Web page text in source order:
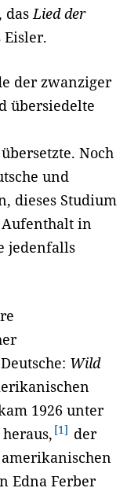
das Lied der
Eisler.
der zwanziger
übersiedelte
Noch
und
dieses Studium
Aufenthalt in
jedenfalls
Wild
1926 unter
heraus, 1
der
Edna Ferber